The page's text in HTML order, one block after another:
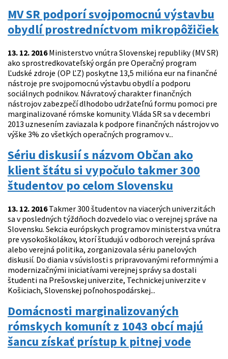
MV SR podporí svojpomocnú výstavbu
obydlí prostredníctvom mikropôžičiek
13. 12. 2016Ministerstvo vnútra Slovenskej republiky (MV SR)
ako sprostredkovateľský orgán pre Operačný program
Ľudské zdroje (OP ĽZ) poskytne 13,5 milióna eur na finančné
nástroje pre svojpomocnú výstavbu obydlí a podporu
sociálnych podnikov. Návratový charakter finančných
nástrojov zabezpečí dlhodobo udržateľnú formu pomoci pre
marginalizované rómske komunity. Vláda SR sa v decembri
2013 uznesením zaviazala k podpore finančných nástrojov vo
výške 3% zo všetkých operačných programov v...
Sériu diskusií s názvom Občan ako
klient štátu si vypočulo takmer 300
študentov po celom Slovensku
13. 12. 2016Takmer 300 študentov na viacerých univerzitách
sa v posledných týždňoch dozvedelo viac o verejnej správe na
Slovensku. Sekcia európskych programov ministerstva vnútra
pre vysokoškolákov, ktorí študujú v odboroch verejná správa
alebo verejná politika, zorganizovala sériu panelových
diskusií. Do diania v súvislosti s pripravovanými reformnými a
modernizačnými iniciatívami verejnej správy sa dostali
študenti na Prešovskej univerzite, Technickej univerzite v
Košiciach, Slovenskej poľnohospodárskej...
Domácnosti marginalizovaných
rómskych komunít z 1043 obcí majú
šancu získať prístup k pitnej vode